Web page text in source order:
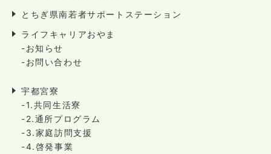
とちぎ県南若者サポートステーション
ライフキャリアおやま
-お知らせ
-お問い合わせ
宇都宮寮
-1.共同生活寮
-2.通所プログラム
-3.家庭訪問支援
-4.啓発事業